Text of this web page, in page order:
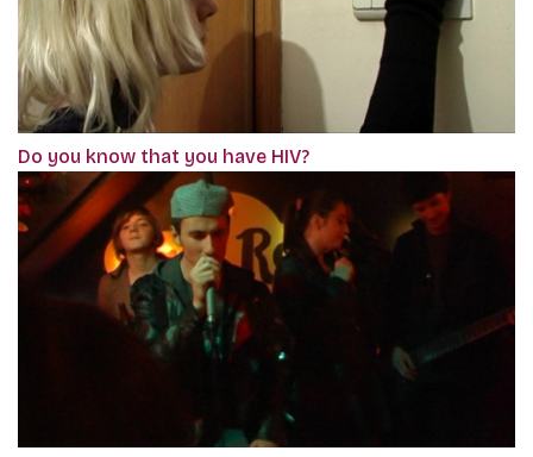
Do you know that you have HIV?